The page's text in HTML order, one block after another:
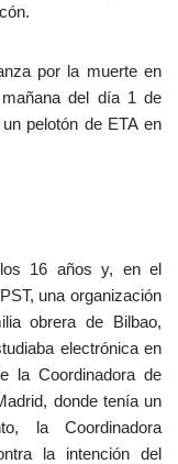
por la muerte en
del día 1 de
pelotón de ETA en
los 16 años y, en el
una organización
obrera de Bilbao,
electrónica en
la Coordinadora de
donde tenía un
la Coordinadora
la intención del